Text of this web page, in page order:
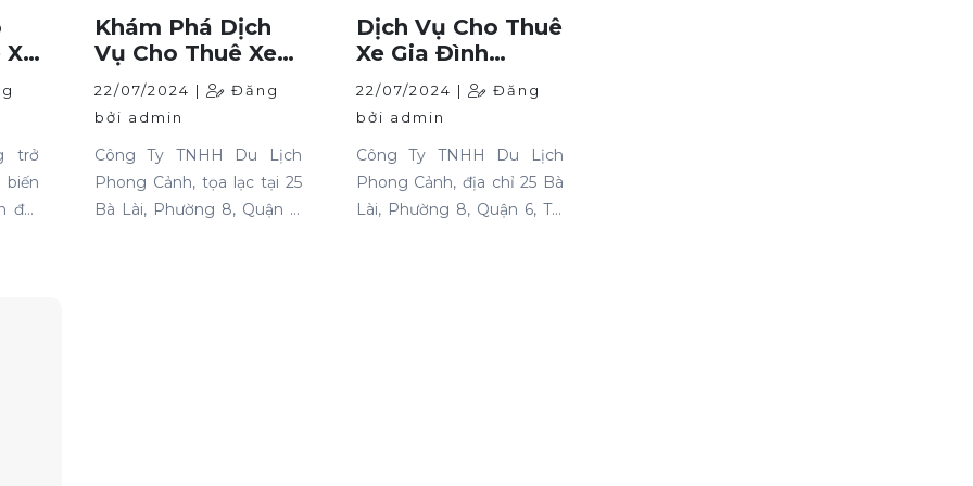
trở
đại,
rõ
và
Khám Phá Dịch
Vụ Cho Thuê Xe
Du Lịch Tại TP
HCM
22/07/2024 |
Đăng
bởi admin
Công Ty TNHH Du Lịch
Phong Cảnh, tọa lạc tại 25
Bà Lài, Phường 8, Quận 6,
Dịch Vụ Cho Thuê
Xe Gia Đình
Chuyên Nghiệp
Tại TP HCM
22/07/2024 |
Đăng
bởi admin
Công Ty TNHH Du Lịch
Phong Cảnh, địa chỉ 25 Bà
Lài, Phường 8, Quận 6, TP